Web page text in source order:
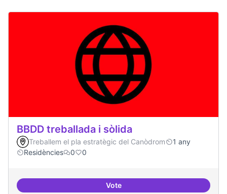
BBDD treballada i sòlida
Treballem el pla estratègic del Canòdrom
1 any
Residències
0 0
VoteBBDD treballada i sòlida